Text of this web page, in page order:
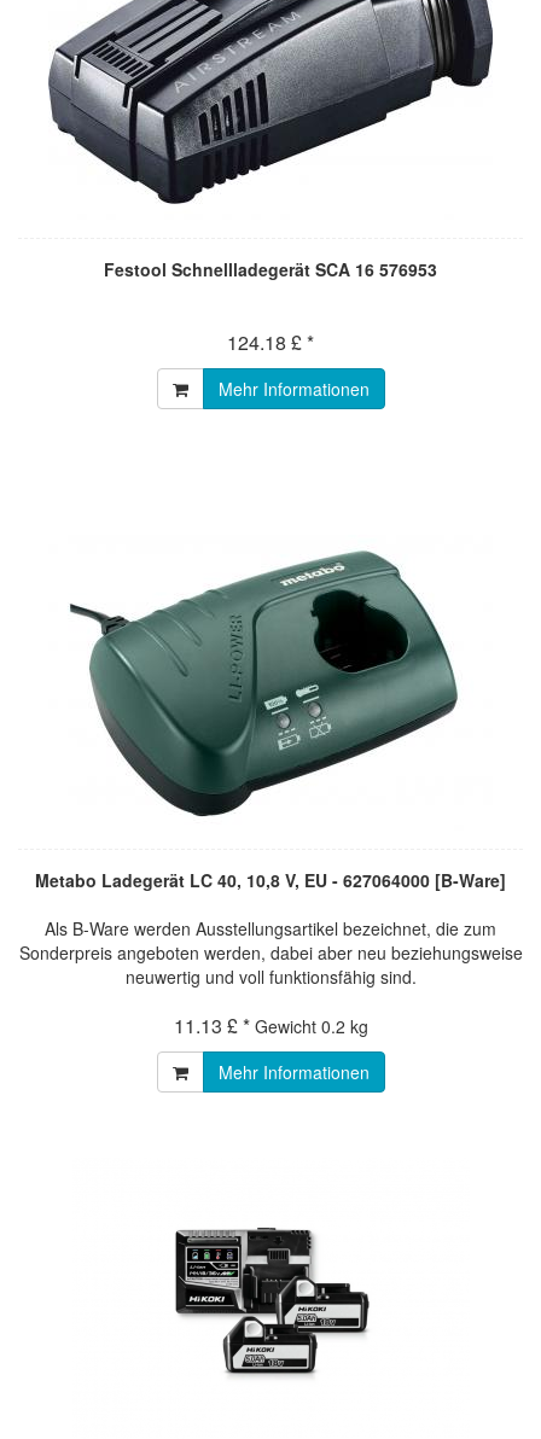
Festool Schnellladegerät SCA 16 576953
124.18 £ *
Mehr Informationen
Metabo Ladegerät LC 40, 10,8 V, EU - 627064000 [B-Ware]
Als B-Ware werden Ausstellungsartikel bezeichnet, die zum
Sonderpreis angeboten werden, dabei aber neu beziehungsweise
neuwertig und voll funktionsfähig sind.
11.13 £ * Gewicht 0.2 kg
Mehr Informationen